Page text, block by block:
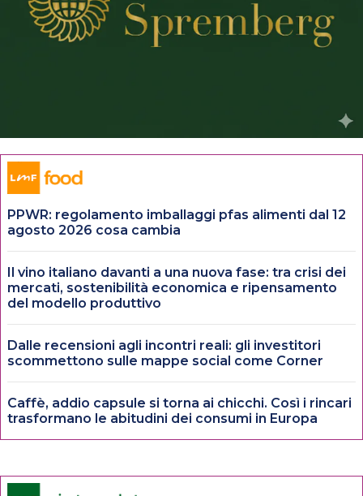
PPWR: regolamento imballaggi pfas alimenti dal 12
agosto 2026 cosa cambia
Il vino italiano davanti a una nuova fase: tra crisi dei
mercati, sostenibilità economica e ripensamento
del modello produttivo
Dalle recensioni agli incontri reali: gli investitori
scommettono sulle mappe social come Corner
Caffè, addio capsule si torna ai chicchi. Così i rincari
trasformano le abitudini dei consumi in Europa